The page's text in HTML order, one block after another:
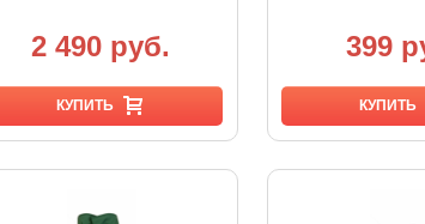
2 490 руб.
КУПИТЬ
399
КУПИТЬ